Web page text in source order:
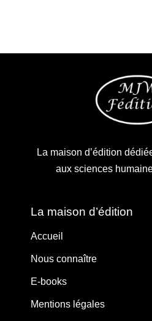
La maison d’édition
aux sciences
La maison d’édition
Accueil
Nous connaître
E-books
Mentions légales